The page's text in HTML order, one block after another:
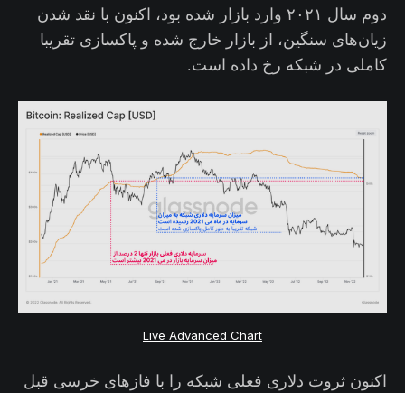
دوم سال ۲۰۲۱ وارد بازار شده بود، اکنون با نقد شدن
زیان‌های سنگین، از بازار خارج شده و پاکسازی تقریبا
کاملی در شبکه رخ داده است.
Live Advanced Chart
اکنون ثروت دلاری فعلی شبکه را با فازهای خرسی قبل